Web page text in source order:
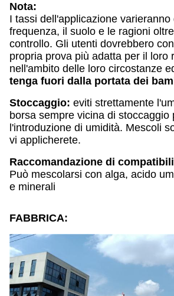
Nota:
I tassi dell'applicazione
frequenza, il suolo e le ragioni
controllo. Gli utenti dovrebbero
propria prova più adatta per il loro
nell'ambito delle loro circostanze
tenga fuori dalla portata dei
Stoccaggio: eviti strettamente
borsa sempre vicina di stoccaggio
l'introduzione di umidità. Mescoli
vi applicherete.
Raccomandazione di
Può mescolarsi con alga, acido
e minerali
FABBRICA: